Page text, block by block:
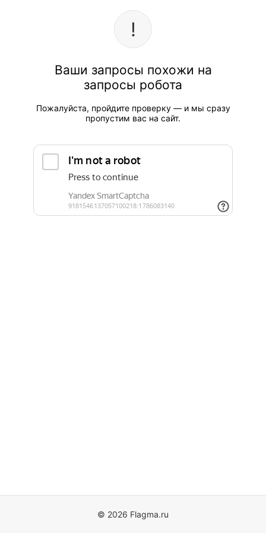
Ваши запросы похожи на
запросы робота
Пожалуйста, пройдите проверку — и мы сразу
пропустим вас на сайт.
© 2026 Flagma.ru